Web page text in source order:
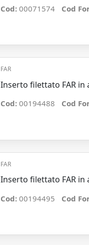
Cod: 00071574 Cod
FAR
Inserto filettato FAR in
Cod: 00194488 Cod
FAR
Inserto filettato FAR in
Cod: 00194495 Cod